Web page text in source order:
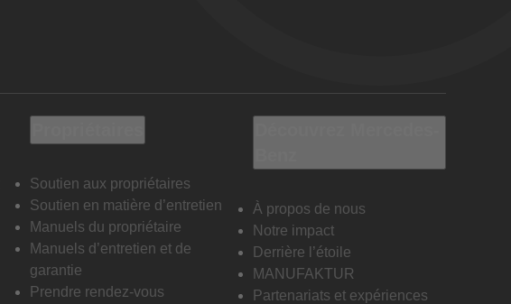
Soutien aux propriétaires
Soutien en matière d’entretien
Manuels du propriétaire
Manuels d’entretien et de
garantie
Prendre rendez-vous
À propos de nous
Notre impact
Derrière l’étoile
MANUFAKTUR
Partenariats et expériences